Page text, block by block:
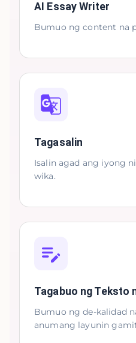
AI Essay Writer
Bumuo ng content na
Tagasalin
Isalin agad ang iyong
wika.
Tagabuo ng Teksto
Bumuo ng de-kalidad
anumang layunin